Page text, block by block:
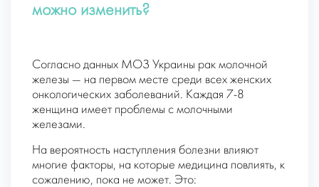
можно изменить?
Согласно данных МОЗ Украины рак молочной
железы — на первом месте среди всех женских
онкологических заболеваний. Каждая 7-8
женщина имеет проблемы с молочными
железами.
На вероятность наступления болезни влияют
многие факторы, на которые медицина повлиять, к
сожалению, пока не может. Это: